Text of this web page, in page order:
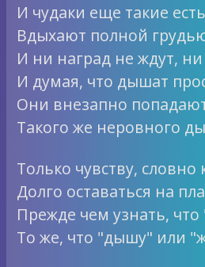
И чудаки еще такие
Вдыхают полной
И ни наград не ждут,
И думая, что дышат
Они внезапно
Такого же неровного
Только чувству, словно
Долго оставаться на
Прежде чем узнать,
То же, что "дышу" или